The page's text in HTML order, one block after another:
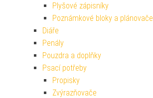
Plyšové zápisníky
Poznámkové bloky a plánovače
Diáře
Penály
Pouzdra a doplňky
Psací potřeby
Propisky
Zvýrazňovače